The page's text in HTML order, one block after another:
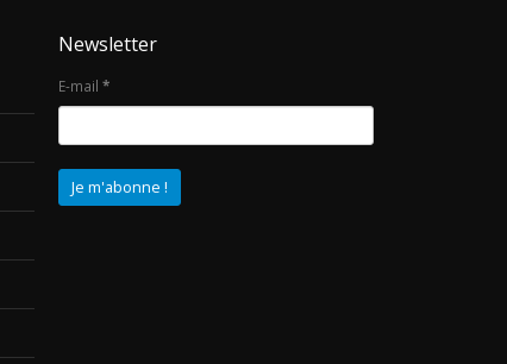
Newsletter
E-mail *